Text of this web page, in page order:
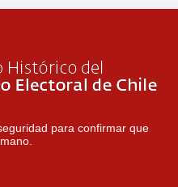
para confirmar que